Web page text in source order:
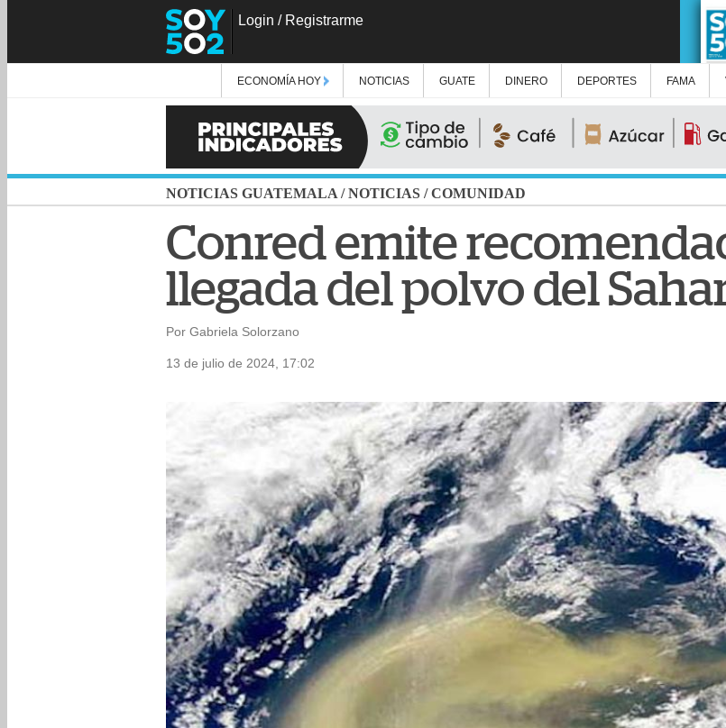
Login / Registrarme
ECONOMÍA HOY NOTICIAS GUATE DINERO DEPORTES FAMA
NOTICIAS GUATEMALA /NOTICIAS /COMUNIDAD
Conred emite
llegada del polvo del
Por Gabriela Solorzano
13 de julio de 2024, 17:02